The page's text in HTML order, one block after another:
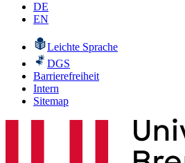
DE
EN
Leichte Sprache
DGS
Barrierefreiheit
Intern
Sitemap